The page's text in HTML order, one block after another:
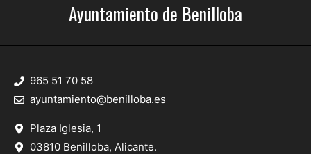
Ayuntamiento de Benilloba
965 51 70 58
ayuntamiento@benilloba.es
Plaza Iglesia, 1
03810 Benilloba, Alicante.